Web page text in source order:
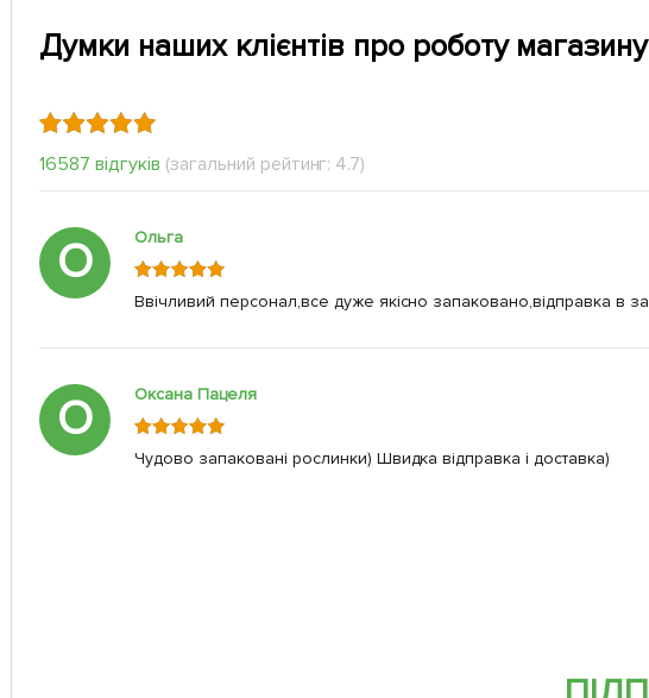
Думки наших клієнтів про роботу магазину
16587 відгуків (загальний рейтинг: 4.7)
О Ольга
Ввічливий персонал,все дуже якісно запаковано,відправка в
О Оксана Пацеля
Чудово запаковані рослинки) Швидка відправка і доставка)